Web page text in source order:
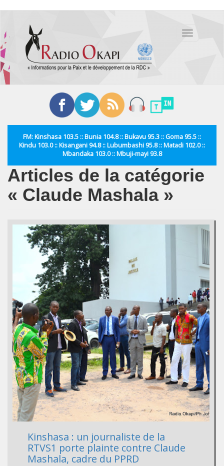
contenu
principal
Toggle
FM: Kinshasa 103.5 :: Bunia 104.8 :: Bukavu 95.3 :: Goma 95.5 ::
Kindu 103.0 :: Kisangani 94.8 :: Lubumbashi 95.8 :: Matadi 102.0 ::
Mbandaka 103.0 :: Mbuji-mayi 93.8
Articles de la catégorie
« Claude Mashala »
Kinshasa : un journaliste de la
RTVS1 porte plainte contre Claude
Mashala, cadre du PPRD